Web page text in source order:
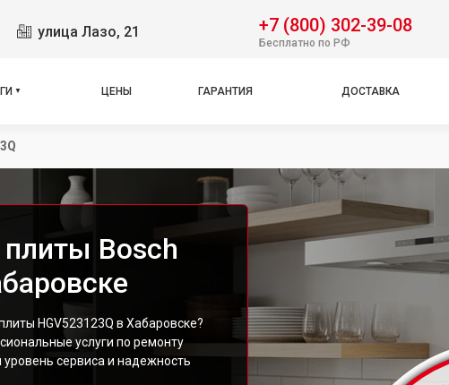
улица Лазо, 21 +7 (800) 302-39-08
Бесплатно по РФ
ЦЕНЫ ГАРАНТИЯ ДОСТАВКА
Bosch
HGV523123Q в Хабаровске?
услуги по ремонту
сервиса и надежность